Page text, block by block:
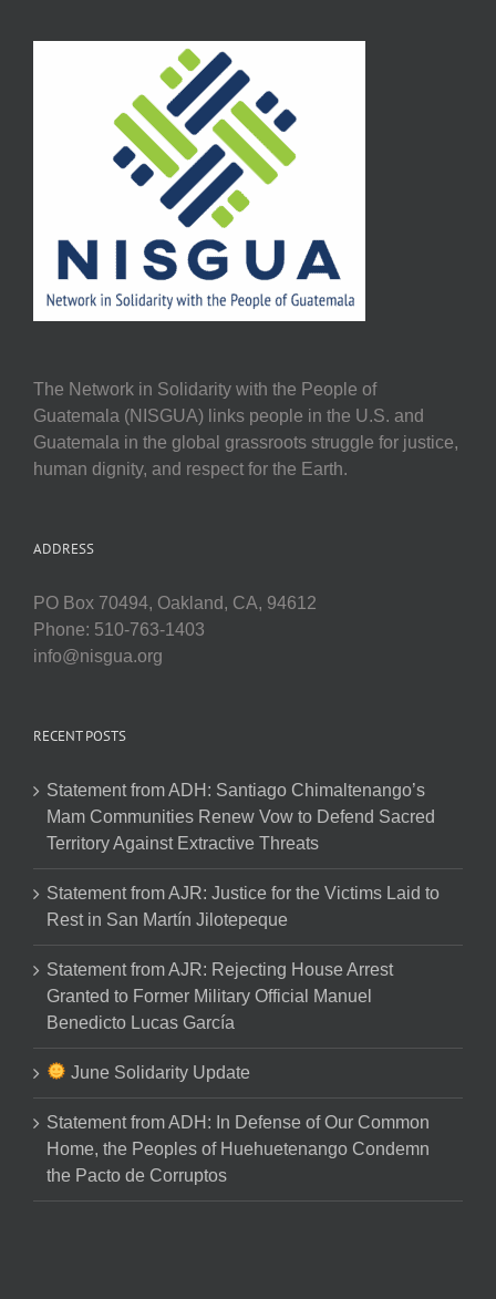
The Network in Solidarity with the People of
Guatemala (NISGUA) links people in the U.S. and
Guatemala in the global grassroots struggle for justice,
human dignity, and respect for the Earth.
ADDRESS
PO Box 70494, Oakland, CA, 94612
Phone: 510-763-1403
info@nisgua.org
RECENT POSTS
Statement from ADH: Santiago Chimaltenango’s
Mam Communities Renew Vow to Defend Sacred
Territory Against Extractive Threats
Statement from AJR: Justice for the Victims Laid to
Rest in San Martín Jilotepeque
Statement from AJR: Rejecting House Arrest
Granted to Former Military Official Manuel
Benedicto Lucas García
June Solidarity Update
Statement from ADH: In Defense of Our Common
Home, the Peoples of Huehuetenango Condemn
the Pacto de Corruptos